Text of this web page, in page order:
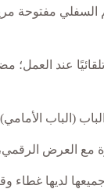
عند
(الباب
مع العرض
لديها